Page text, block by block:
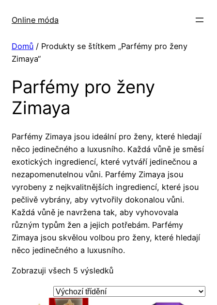
Online móda
Domů / Produkty se štítkem „Parfémy pro ženy
Zimaya“
Parfémy pro ženy
Zimaya
Parfémy Zimaya jsou ideální pro ženy, které hledají
něco jedinečného a luxusního. Každá vůně je směsí
exotických ingrediencí, které vytváří jedinečnou a
nezapomenutelnou vůni. Parfémy Zimaya jsou
vyrobeny z nejkvalitnějších ingrediencí, které jsou
pečlivě vybrány, aby vytvořily dokonalou vůni.
Každá vůně je navržena tak, aby vyhovovala
různým typům žen a jejich potřebám. Parfémy
Zimaya jsou skvělou volbou pro ženy, které hledají
něco jedinečného a luxusního.
Zobrazuji všech 5 výsledků